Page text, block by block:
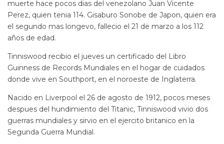
muerte hace pocos dias del venezolano Juan Vicente
Perez, quien tenia 114. Gisaburo Sonobe de Japon, quien era
el segundo mas longevo, fallecio el 21 de marzo a los 112
años de edad.
Tinniswood recibio el jueves un certificado del Libro
Guinness de Records Mundiales en el hogar de cuidados
donde vive en Southport, en el noroeste de Inglaterra.
Nacido en Liverpool el 26 de agosto de 1912, pocos meses
despues del hundimiento del Titanic, Tinniswood vivio dos
guerras mundiales y sirvio en el ejercito britanico en la
Segunda Guerra Mundial.